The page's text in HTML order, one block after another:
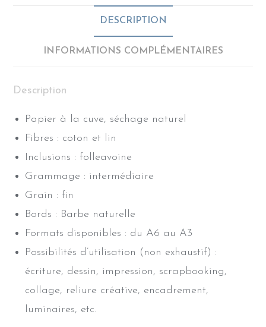
DESCRIPTION
INFORMATIONS COMPLÉMENTAIRES
Description
Papier à la cuve, séchage naturel
Fibres : coton et lin
Inclusions : folleavoine
Grammage : intermédiaire
Grain : fin
Bords : Barbe naturelle
Formats disponibles : du A6 au A3
Possibilités d’utilisation (non exhaustif) :
écriture, dessin, impression, scrapbooking,
collage, reliure créative, encadrement,
luminaires, etc.